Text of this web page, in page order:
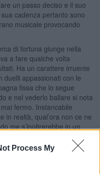
Process My
un passo deciso e il suo
cadenza pertanto sono
musicale provocando
di fortuna giunge nella
a fare qualche volta
Ha un carattere irruente
duelli appassionati con le
fissa che lo segue
e nel vederlo ballare si nota
fermo. Instancabile
in realtà, qual’ora non ce ne
me s’inoltrerebbe in un
Anche lui, qualche volta
negli sguardi dei